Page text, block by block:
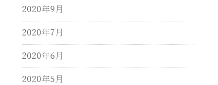
2020年9月
2020年7月
2020年6月
2020年5月